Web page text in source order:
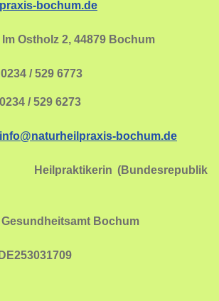
bochum.de
2, 44879 Bochum
/ 529 6773
/ 529 6273
info@naturheilpraxis-bochum.de
(Bundesrepublik
Bochum